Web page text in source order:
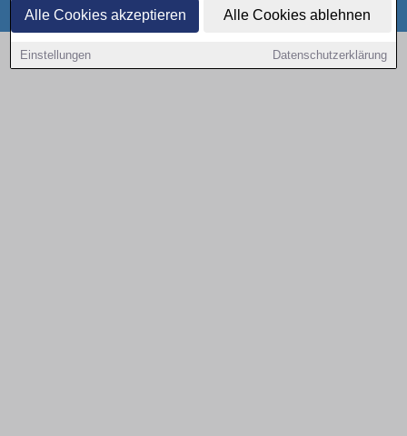
Alle Cookies akzeptieren Alle Cookies ablehnen
Einstellungen Datenschutzerklärung
Datenschutz Cookies
Copyright © 2000 - 2026 | 1A Infosysteme GmbH | Content by: 1a-sites-autos